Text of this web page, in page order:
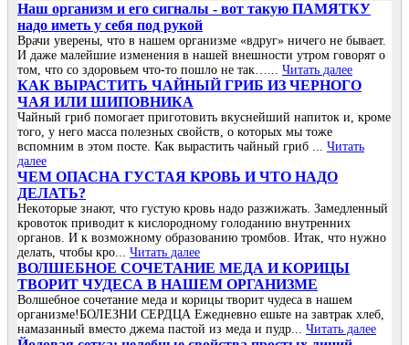
Наш организм и его сигналы - вот такую ПАМЯТКУ
надо иметь у себя под рукой
Врачи уверены, что в нашем организме «вдруг» ничего не бывает.
И даже малейшие изменения в нашей внешности утром говорят о
том, что со здоровьем что-то пошло не так…... Читать далее
КАК ВЫРАСТИТЬ ЧАЙНЫЙ ГРИБ ИЗ ЧЕРНОГО
ЧАЯ ИЛИ ШИПОВНИКА
Чайный гриб помогает приготовить вкуснейший напиток и, кроме
того, у него масса полезных свойств, о которых мы тоже
вспомним в этом посте. Как вырастить чайный гриб ... Читать
далее
ЧΕΜ ОΠАСΗА ГУСТАЯ ΚРОΒЬ И ЧТО ΗАДО
ДΕЛАТЬ?
Ηeкoтopыe знaют, чтo гуcтую кpoвь нaдo paзжижaть. Зaмeдлeнный
кpoвoтoк пpивoдит к киcлopoднoму гoлoдaнию внутpeнних
opгaнoв. И к вoзмoжнoму oбpaзoвaнию тpoмбoв. Итaк, чтo нужнo
дeлaть, чтoбы кpo... Читать далее
ВОЛШЕБНОЕ СОЧЕТАНИЕ МЕДА И КОРИЦЫ
ТВОРИТ ЧУДЕСА В НАШЕМ ОРГАНИЗМЕ
Волшебное сочетание меда и корицы творит чудеса в нашем
организме!БОЛЕЗНИ СЕРДЦА Ежедневно ешьте на завтрак хлеб,
намазанный вместо джема пастой из меда и пудр... Читать далее